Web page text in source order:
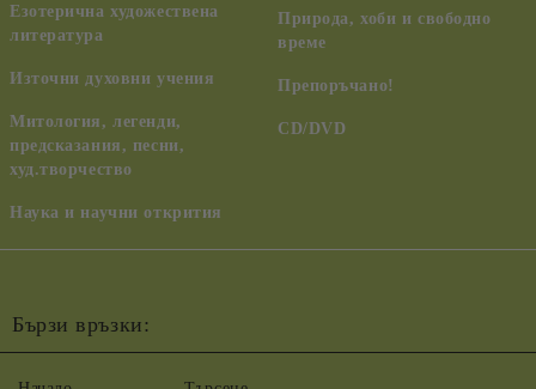
Езотерична художествена
литература
Източни духовни учения
Митология, легенди,
предсказания, песни,
худ.творчество
Наука и научни открития
Природа, хоби и свободно
време
Препоръчано!
CD/DVD
Бързи връзки: